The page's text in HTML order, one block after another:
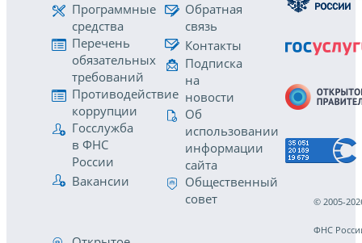
Программные
средства
Перечень
обязательных
требований
Противодействие
коррупции
Госслужба
в ФНС
России
Вакансии
Обратная
связь
Контакты
Подписка
на
новости
Об
использовании
информации
сайта
Общественный
совет
© 2005-
ФНС